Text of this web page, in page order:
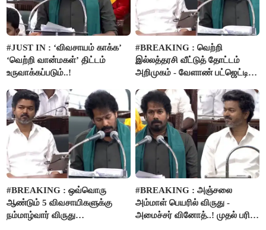
#JUST IN : ‘விவசாயம் காக்க’
‘வெற்றி வான்மகள்’ திட்டம்
உருவாக்கப்படும்..!
#BREAKING : வெற்றி
இல்லத்தரசி வீட்டுத் தோட்டம்
அறிமுகம் - வேளாண் பட்ஜெட்டில்
#BREAKING : ஒவ்வொரு
ஆண்டும் 5 விவசாயிகளுக்கு
நம்மாழ்வார் விருது
#BREAKING : அஞ்சலை
அம்மாள் பெயரில் விருது -
அமைச்சர் வினோத்..! முதல் பரிசு